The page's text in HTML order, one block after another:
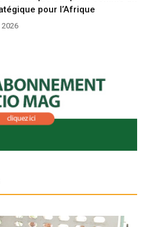
pour l’Afrique
2026